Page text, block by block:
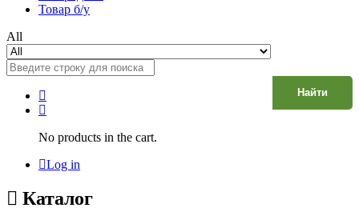
Товар б/у
All
Найти
No products in the cart.
Log in
Каталог